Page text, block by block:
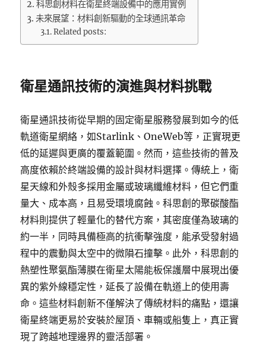
科思創材料在衛星終端設備中的應用實例
未來展望：材料創新驅動的全球通訊革命
Related posts:
衛星通訊技術的演進與材料挑戰
衛星通訊技術從早期的固定衛星服務發展到如今的低
軌道衛星網絡，如Starlink、OneWeb等，正實現更
低的延遲與更廣的覆蓋範圍。然而，這些技術的普及
高度依賴於終端設備的設計與材料選擇。傳統上，衛
星天線和外殼多採用金屬或玻璃纖維材料，但它們重
量大、成本高，且易受環境腐蝕。科思創的聚碳酸酯
材料則提供了輕量化的替代方案，其密度僅為玻璃的
約一半，同時具備極高的抗衝擊強度，能承受發射過
程中的震動與太空中的微隕石撞擊。此外，科思創的
熱塑性聚氨酯薄膜在衛星太陽能板保護層中展現出優
異的紫外線穩定性，延長了設備在軌道上的使用壽
命。這些材料創新不僅解決了傳統材料的痛點，還讓
衛星終端更易於安裝於屋頂、車輛或船隻上，真正實
現了跨越地理邊界的靈活部署。